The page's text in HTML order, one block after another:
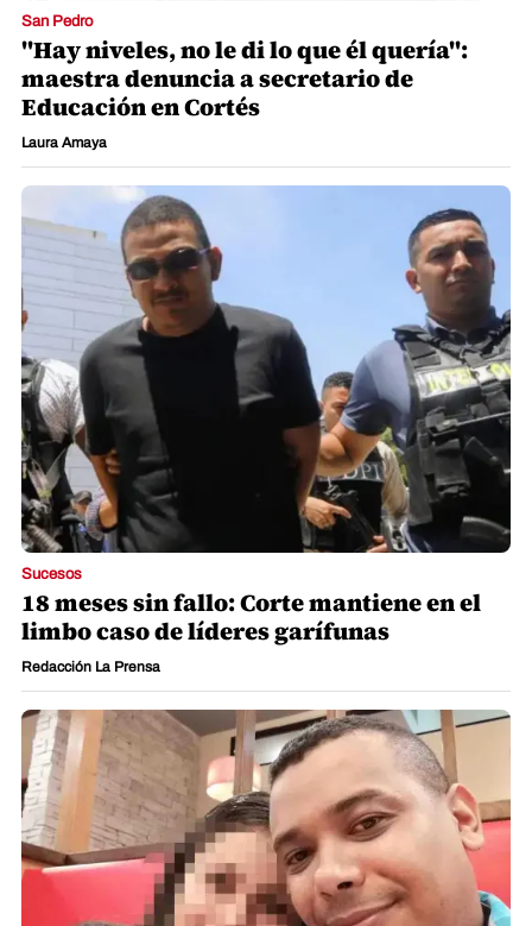
San Pedro
"Hay niveles, no le di lo que él quería":
maestra denuncia a secretario de
Educación en Cortés
Laura Amaya
Sucesos
18 meses sin fallo: Corte mantiene en el
limbo caso de líderes garífunas
Redacción La Prensa